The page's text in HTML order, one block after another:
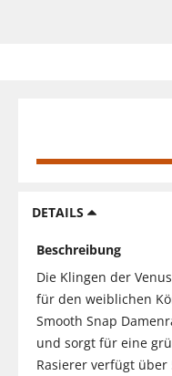
DETAILS
Beschreibung
Die Klingen der
für den weiblichen
Smooth Snap
und sorgt für eine
Rasierer verfügt